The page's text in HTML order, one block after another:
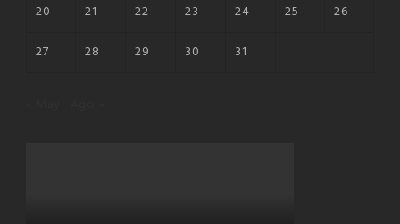
20
21 22 23 24 25
26
27
28 29 30 31